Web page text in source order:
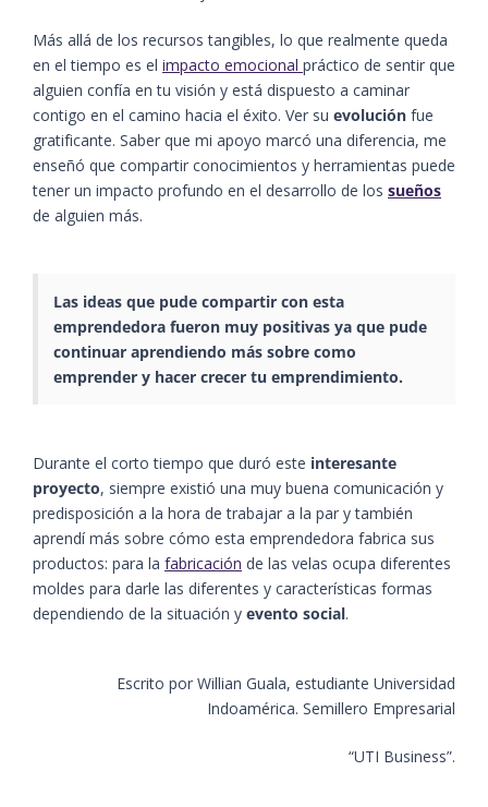
Más allá de los recursos tangibles, lo que realmente queda
en el tiempo es el impacto emocional práctico de sentir que
alguien confía en tu visión y está dispuesto a caminar
contigo en el camino hacia el éxito. Ver su evolución fue
gratificante. Saber que mi apoyo marcó una diferencia, me
enseñó que compartir conocimientos y herramientas puede
tener un impacto profundo en el desarrollo de los sueños
de alguien más.
Las ideas que pude compartir con esta
emprendedora fueron muy positivas ya que pude
continuar aprendiendo más sobre como
emprender y hacer crecer tu emprendimiento.
Durante el corto tiempo que duró este interesante
proyecto, siempre existió una muy buena comunicación y
predisposición a la hora de trabajar a la par y también
aprendí más sobre cómo esta emprendedora fabrica sus
productos: para la fabricación de las velas ocupa diferentes
moldes para darle las diferentes y características formas
dependiendo de la situación y evento social.
Escrito por Willian Guala, estudiante Universidad
Indoamérica. Semillero Empresarial
“UTI Business”.